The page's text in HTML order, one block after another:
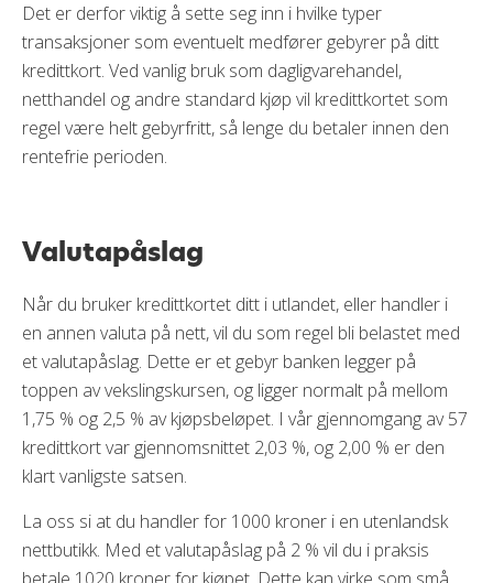
Det er derfor viktig å sette seg inn i hvilke typer
transaksjoner som eventuelt medfører gebyrer på ditt
kredittkort. Ved vanlig bruk som dagligvarehandel,
netthandel og andre standard kjøp vil kredittkortet som
regel være helt gebyrfritt, så lenge du betaler innen den
rentefrie perioden.
Valutapåslag
Når du bruker kredittkortet ditt i utlandet, eller handler i
en annen valuta på nett, vil du som regel bli belastet med
et valutapåslag. Dette er et gebyr banken legger på
toppen av vekslingskursen, og ligger normalt på mellom
1,75 % og 2,5 % av kjøpsbeløpet. I vår gjennomgang av 57
kredittkort var gjennomsnittet 2,03 %, og 2,00 % er den
klart vanligste satsen.
La oss si at du handler for 1000 kroner i en utenlandsk
nettbutikk. Med et valutapåslag på 2 % vil du i praksis